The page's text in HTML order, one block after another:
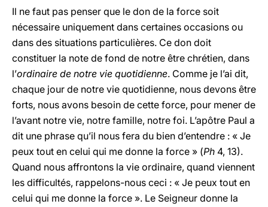
Il ne faut pas penser que le don de la force soit
nécessaire uniquement dans certaines occasions ou
dans des situations particulières. Ce don doit
constituer la note de fond de notre être chrétien, dans
l’ordinaire de notre vie quotidienne. Comme je l’ai dit,
chaque jour de notre vie quotidienne, nous devons être
forts, nous avons besoin de cette force, pour mener de
l’avant notre vie, notre famille, notre foi. L’apôtre Paul a
dit une phrase qu’il nous fera du bien d’entendre : « Je
peux tout en celui qui me donne la force » (Ph 4, 13).
Quand nous affrontons la vie ordinaire, quand viennent
les difficultés, rappelons-nous ceci : « Je peux tout en
celui qui me donne la force ». Le Seigneur donne la